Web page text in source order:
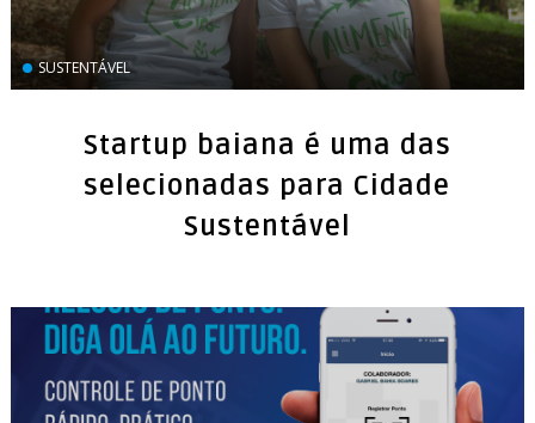
SUSTENTÁVEL
Startup baiana é uma das
selecionadas para Cidade
Sustentável